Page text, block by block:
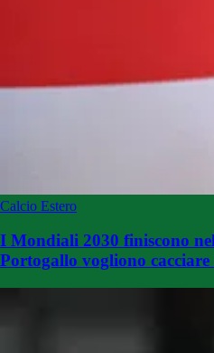
Calcio Estero
I Mondiali 2030 finiscono
Portogallo vogliono